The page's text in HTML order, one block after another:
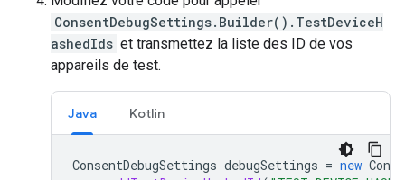
ConsentDebugSettings.Builder().TestDeviceH
ashedIds et transmettez la liste des ID de vos
appareils de test.
Java Kotlin
ConsentDebugSettings debugSettings = new